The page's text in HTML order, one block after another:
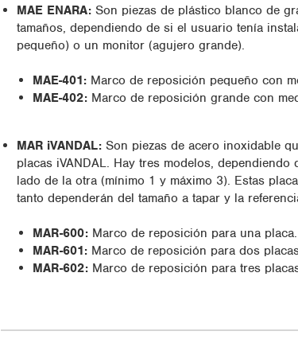
MAE ENARA: Son piezas de plástico blanco de
tamaños, dependiendo de si el usuario tenía
pequeño) o un monitor (agujero grande).
MAE-401:Marco de reposición pequeño con
MAE-402:Marco de reposición grande con
MAR iVANDAL:Son piezas de acero inoxidable
placas iVANDAL. Hay tres modelos,
lado de la otra (mínimo 1 y máximo 3). Estas
tanto dependerán del tamaño a tapar y la
MAR-600:Marco de reposición para una placa.
MAR-601:Marco de reposición para dos
MAR-602:Marco de reposición para tres